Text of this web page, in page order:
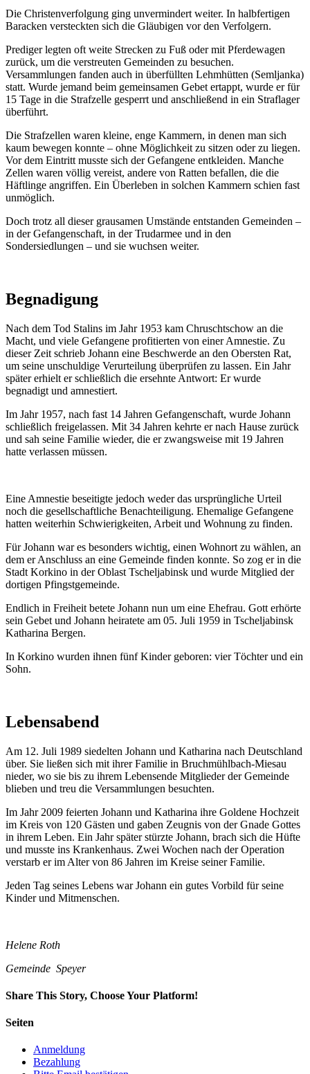
Die Christenverfolgung ging unvermindert weiter. In halbfertigen
Baracken versteckten sich die Gläubigen vor den Verfolgern.
Prediger legten oft weite Strecken zu Fuß oder mit Pferdewagen
zurück, um die verstreuten Gemeinden zu besuchen.
Versammlungen fanden auch in überfüllten Lehmhütten (Semljanka)
statt. Wurde jemand beim gemeinsamen Gebet ertappt, wurde er für
15 Tage in die Strafzelle gesperrt und anschließend in ein Straflager
überführt.
Die Strafzellen waren kleine, enge Kammern, in denen man sich
kaum bewegen konnte – ohne Möglichkeit zu sitzen oder zu liegen.
Vor dem Eintritt musste sich der Gefangene entkleiden. Manche
Zellen waren völlig vereist, andere von Ratten befallen, die die
Häftlinge angriffen. Ein Überleben in solchen Kammern schien fast
unmöglich.
Doch trotz all dieser grausamen Umstände entstanden Gemeinden –
in der Gefangenschaft, in der Trudarmee und in den
Sondersiedlungen – und sie wuchsen weiter.
Begnadigung
Nach dem Tod Stalins im Jahr 1953 kam Chruschtschow an die
Macht, und viele Gefangene profitierten von einer Amnestie. Zu
dieser Zeit schrieb Johann eine Beschwerde an den Obersten Rat,
um seine unschuldige Verurteilung überprüfen zu lassen. Ein Jahr
später erhielt er schließlich die ersehnte Antwort: Er wurde
begnadigt und amnestiert.
Im Jahr 1957, nach fast 14 Jahren Gefangenschaft, wurde Johann
schließlich freigelassen. Mit 34 Jahren kehrte er nach Hause zurück
und sah seine Familie wieder, die er zwangsweise mit 19 Jahren
hatte verlassen müssen.
Eine Amnestie beseitigte jedoch weder das ursprüngliche Urteil
noch die gesellschaftliche Benachteiligung. Ehemalige Gefangene
hatten weiterhin Schwierigkeiten, Arbeit und Wohnung zu finden.
Für Johann war es besonders wichtig, einen Wohnort zu wählen, an
dem er Anschluss an eine Gemeinde finden konnte. So zog er in die
Stadt Korkino in der Oblast Tscheljabinsk und wurde Mitglied der
dortigen Pfingstgemeinde.
Endlich in Freiheit betete Johann nun um eine Ehefrau. Gott erhörte
sein Gebet und Johann heiratete am 05. Juli 1959 in Tscheljabinsk
Katharina Bergen.
In Korkino wurden ihnen fünf Kinder geboren: vier Töchter und ein
Sohn.
Lebensabend
Am 12. Juli 1989 siedelten Johann und Katharina nach Deutschland
über. Sie ließen sich mit ihrer Familie in Bruchmühlbach-Miesau
nieder, wo sie bis zu ihrem Lebensende Mitglieder der Gemeinde
blieben und treu die Versammlungen besuchten.
Im Jahr 2009 feierten Johann und Katharina ihre Goldene Hochzeit
im Kreis von 120 Gästen und gaben Zeugnis von der Gnade Gottes
in ihrem Leben. Ein Jahr später stürzte Johann, brach sich die Hüfte
und musste ins Krankenhaus. Zwei Wochen nach der Operation
verstarb er im Alter von 86 Jahren im Kreise seiner Familie.
Jeden Tag seines Lebens war Johann ein gutes Vorbild für seine
Kinder und Mitmenschen.
Helene Roth
Gemeinde Speyer
Share This Story, Choose Your Platform!
Facebook
Twitter
LinkedIn
Reddit
Whatsapp
Google+
Tumblr
Pinterest
Vk
Email
Seiten
Anmeldung
Bezahlung